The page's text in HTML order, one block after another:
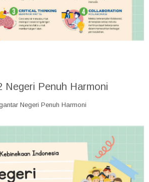
Negeri Penuh Harmoni
Negeri Penuh Harmoni